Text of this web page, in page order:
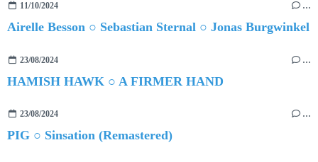
11/10/2024 …
Airelle Besson ○ Sebastian Sternal ○ Jonas Burgwinkel
23/08/2024 …
HAMISH HAWK ○ A FIRMER HAND
23/08/2024 …
PIG ○ Sinsation (Remastered)